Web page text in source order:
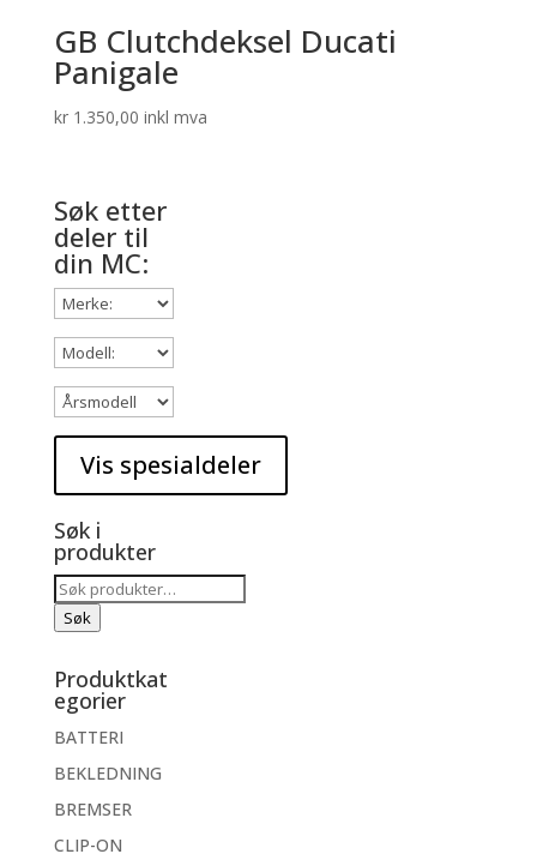
GB Clutchdeksel Ducati
Panigale
kr1.350,00 inkl mva
Søk etter
deler til
din MC:
Søk i
produkter
Søk
etter:
Søk
Produktkat
egorier
BATTERI
BEKLEDNING
BREMSER
CLIP-ON